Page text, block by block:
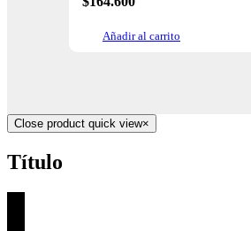
Añadir al carrito
Close product quick view×
Título